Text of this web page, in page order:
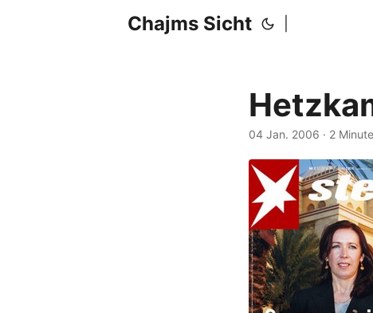
Chajms Sicht
04 Jan. 2006 · 2